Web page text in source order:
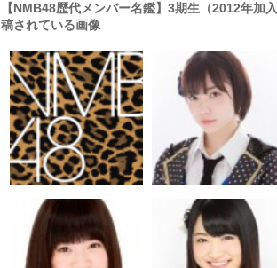
【NMB48歴代メンバー名鑑】3期生（2012年加
稿されている画像